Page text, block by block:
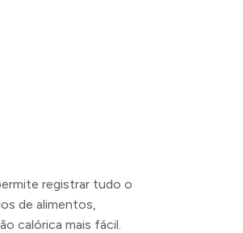
registrar tudo o
de alimentos,
calórica mais fácil.